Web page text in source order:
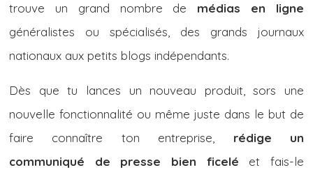
trouve un grand nombre de médias en ligne
généralistes ou spécialisés, des grands journaux
nationaux aux petits blogs indépendants.
Dès que tu lances un nouveau produit, sors une
nouvelle fonctionnalité ou même juste dans le but de
faire connaître ton entreprise, rédige un
communiqué de presse bien ficelé et fais-le